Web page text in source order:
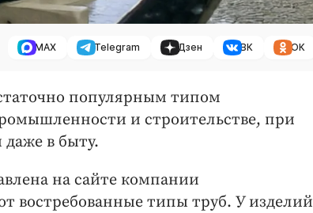
MAX Telegram Дзен ВК ОК
популярным типом
и строительстве, при
в быту.
на сайте компании
востребованные типы труб. У изделий